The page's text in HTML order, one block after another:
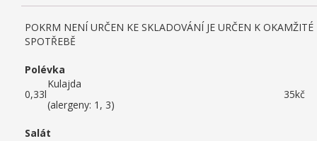
POKRM NENÍ URČEN KE SKLADOVÁNÍ JE URČEN K OKAMŽITÉ
SPOTŘEBĚ
Polévka
0,33l
Kulajda
(alergeny: 1, 3)
35kč
Salát